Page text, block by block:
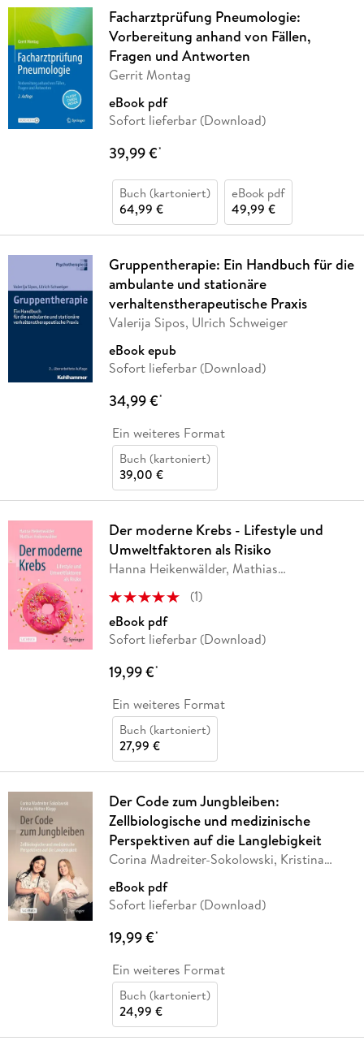
Facharztprüfung Pneumologie:
Vorbereitung anhand von Fällen,
Fragen und Antworten
Gerrit Montag
eBook pdf
Sofort lieferbar (Download)
39,99 €*
Buch (kartoniert)
64,99 €
eBook pdf
49,99 €
Gruppentherapie: Ein Handbuch für die
ambulante und stationäre
verhaltenstherapeutische Praxis
Valerija Sipos, Ulrich Schweiger
eBook epub
Sofort lieferbar (Download)
34,99 €*
Ein weiteres Format
Buch (kartoniert)
39,00 €
Der moderne Krebs - Lifestyle und
Umweltfaktoren als Risiko
Hanna Heikenwälder, Mathias
Heikenwälder
(1)
eBook pdf
Sofort lieferbar (Download)
19,99 €*
Ein weiteres Format
Buch (kartoniert)
27,99 €
Der Code zum Jungbleiben:
Zellbiologische und medizinische
Perspektiven auf die Langlebigkeit
Corina Madreiter-Sokolowski, Kristina
Hütter-Klepp
eBook pdf
Sofort lieferbar (Download)
19,99 €*
Ein weiteres Format
Buch (kartoniert)
24,99 €